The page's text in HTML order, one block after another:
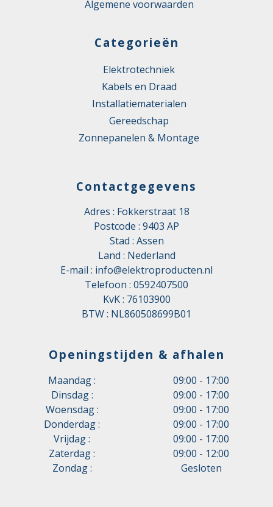
Algemene voorwaarden
Categorieën
Elektrotechniek
Kabels en Draad
Installatiematerialen
Gereedschap
Zonnepanelen & Montage
Contactgegevens
Adres : Fokkerstraat 18
Postcode : 9403 AP
Stad : Assen
Land : Nederland
E-mail : info@elektroproducten.nl
Telefoon : 0592407500
KvK : 76103900
BTW : NL860508699B01
Openingstijden & afhalen
Maandag :
09:00 - 17:00
Dinsdag :
09:00 - 17:00
Woensdag :
09:00 - 17:00
Donderdag :
09:00 - 17:00
Vrijdag :
09:00 - 17:00
Zaterdag :
09:00 - 12:00
Zondag :
Gesloten